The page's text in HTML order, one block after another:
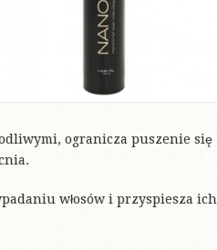
ogranicza puszenie się
włosów i przyspiesza ich